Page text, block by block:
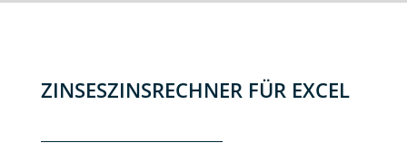
ZINSESZINSRECHNER FÜR EXCEL